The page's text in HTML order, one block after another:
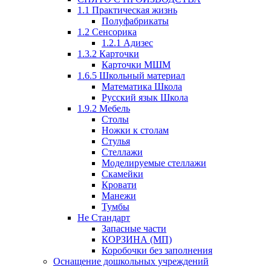
1.1 Практическая жизнь
Полуфабрикаты
1.2 Сенсорика
1.2.1 Адизес
1.3.2 Карточки
Карточки МШМ
1.6.5 Школьный материал
Математика Школа
Русский язык Школа
1.9.2 Мебель
Столы
Ножки к столам
Стулья
Стеллажи
Моделируемые стеллажи
Скамейки
Кровати
Манежи
Тумбы
Не Стандарт
Запасные части
КОРЗИНА (МП)
Коробочки без заполнения
Оснащение дошкольных учреждений